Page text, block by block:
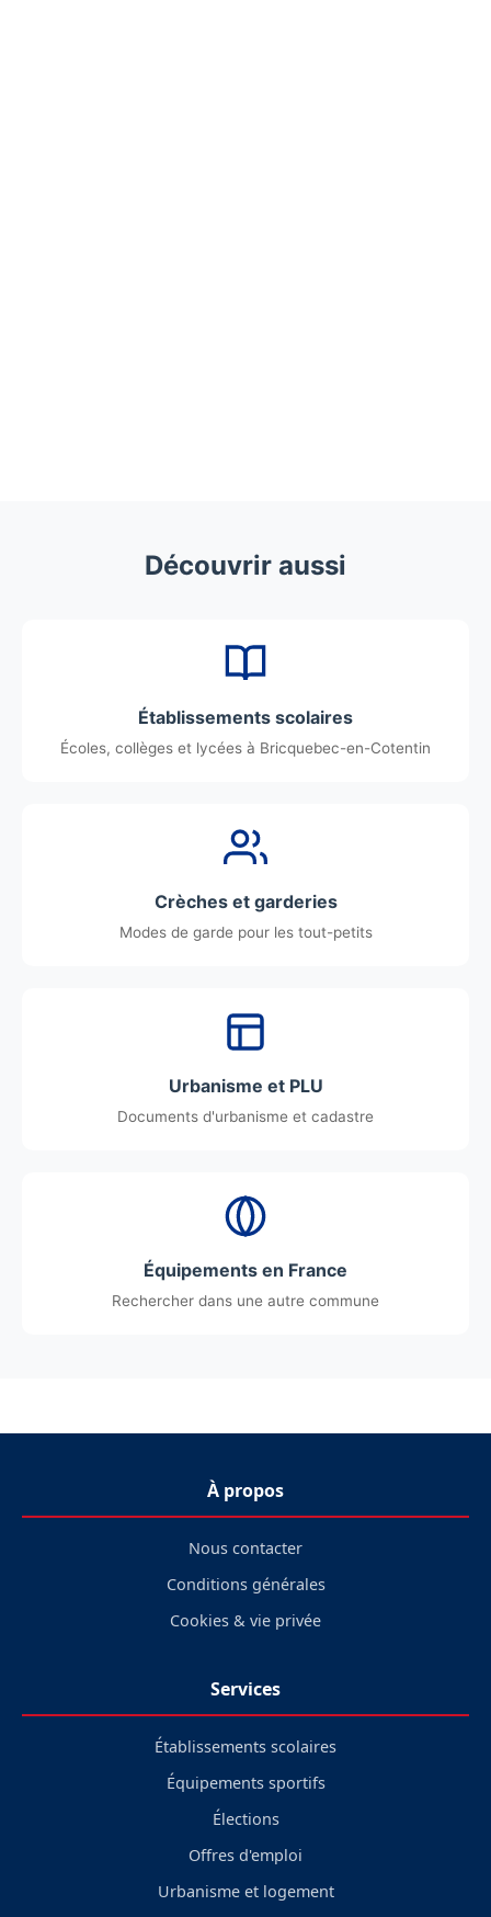
Découvrir aussi
Établissements scolaires
Écoles, collèges et lycées à Bricquebec-en-Cotentin
Crèches et garderies
Modes de garde pour les tout-petits
Urbanisme et PLU
Documents d'urbanisme et cadastre
Équipements en France
Rechercher dans une autre commune
À propos
Nous contacter
Conditions générales
Cookies & vie privée
Services
Établissements scolaires
Équipements sportifs
Élections
Offres d'emploi
Urbanisme et logement